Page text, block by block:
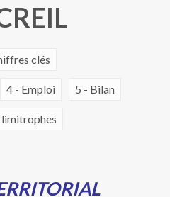
clés
4 - Emploi 5 - Bilan
limitrophes